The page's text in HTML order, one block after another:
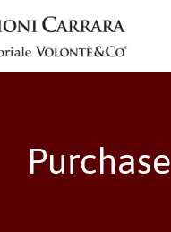
Purchase